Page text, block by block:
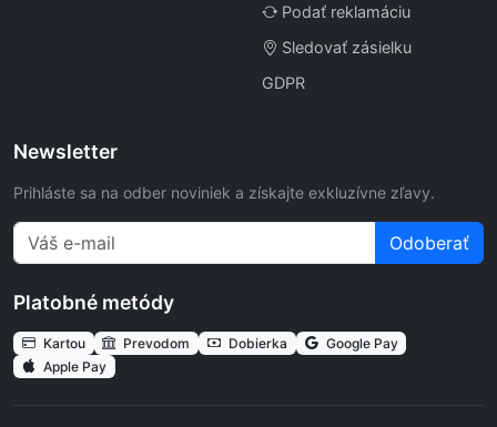
Podať reklamáciu
Sledovať zásielku
GDPR
Newsletter
Prihláste sa na odber noviniek a získajte exkluzívne zľavy.
Odoberať
Platobné metódy
Kartou Prevodom Dobierka
Google Pay
Apple Pay